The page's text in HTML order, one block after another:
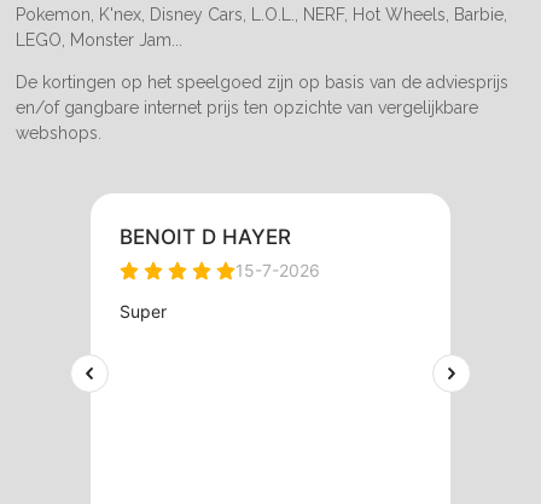
Pokemon, K'nex, Disney Cars, L.O.L., NERF, Hot Wheels, Barbie,
LEGO, Monster Jam...
De kortingen op het speelgoed zijn op basis van de adviesprijs
en/of gangbare internet prijs ten opzichte van vergelijkbare
webshops.